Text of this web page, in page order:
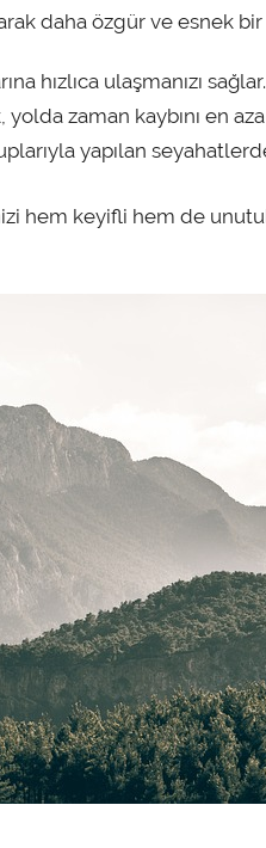
daha özgür ve esnek
hızlıca ulaşmanızı sağlar.
zaman kaybını en
yapılan
hem keyifli hem de